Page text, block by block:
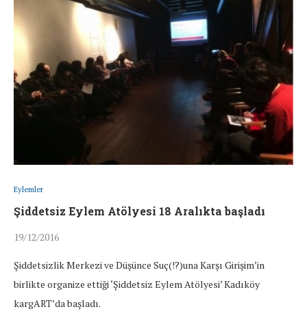
Eylemler
Şiddetsiz Eylem Atölyesi 18 Aralıkta başladı
19/12/2016
Şiddetsizlik Merkezi ve Düşünce Suç(!?)una Karşı Girişim’in
birlikte organize ettiği ‘Şiddetsiz Eylem Atölyesi’ Kadıköy
kargART’da başladı.